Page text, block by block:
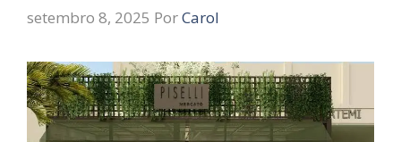
setembro 8, 2025 PorCarol